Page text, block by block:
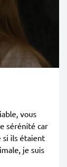
vous
sérénité car
si ils étaient
je suis